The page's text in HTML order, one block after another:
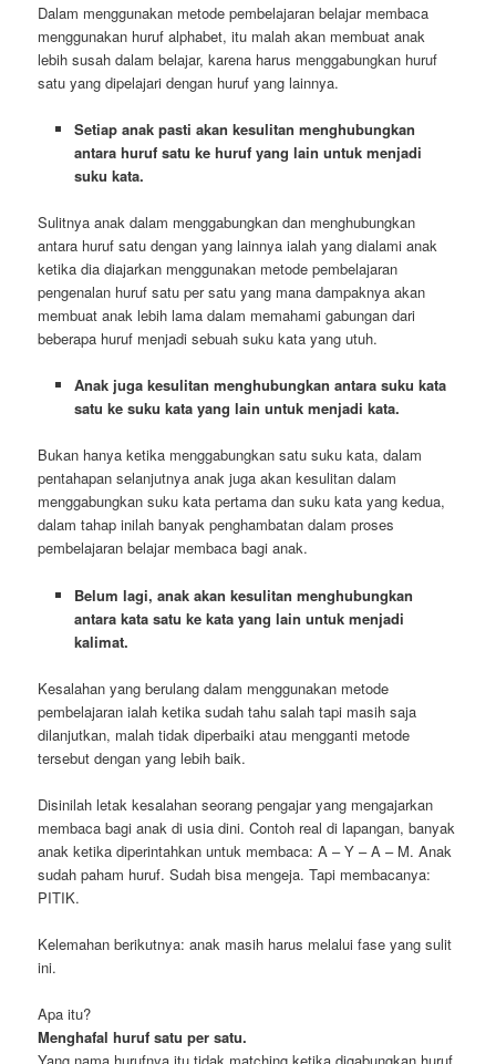
Dalam menggunakan metode pembelajaran belajar membaca
menggunakan huruf alphabet, itu malah akan membuat anak
lebih susah dalam belajar, karena harus menggabungkan huruf
satu yang dipelajari dengan huruf yang lainnya.
Setiap anak pasti akan kesulitan menghubungkan
antara huruf satu ke huruf yang lain untuk menjadi
suku kata.
Sulitnya anak dalam menggabungkan dan menghubungkan
antara huruf satu dengan yang lainnya ialah yang dialami anak
ketika dia diajarkan menggunakan metode pembelajaran
pengenalan huruf satu per satu yang mana dampaknya akan
membuat anak lebih lama dalam memahami gabungan dari
beberapa huruf menjadi sebuah suku kata yang utuh.
Anak juga kesulitan menghubungkan antara suku kata
satu ke suku kata yang lain untuk menjadi kata.
Bukan hanya ketika menggabungkan satu suku kata, dalam
pentahapan selanjutnya anak juga akan kesulitan dalam
menggabungkan suku kata pertama dan suku kata yang kedua,
dalam tahap inilah banyak penghambatan dalam proses
pembelajaran belajar membaca bagi anak.
Belum lagi, anak akan kesulitan menghubungkan
antara kata satu ke kata yang lain untuk menjadi
kalimat.
Kesalahan yang berulang dalam menggunakan metode
pembelajaran ialah ketika sudah tahu salah tapi masih saja
dilanjutkan, malah tidak diperbaiki atau mengganti metode
tersebut dengan yang lebih baik.
Disinilah letak kesalahan seorang pengajar yang mengajarkan
membaca bagi anak di usia dini. Contoh real di lapangan, banyak
anak ketika diperintahkan untuk membaca: A – Y – A – M. Anak
sudah paham huruf. Sudah bisa mengeja. Tapi membacanya:
PITIK.
Kelemahan berikutnya: anak masih harus melalui fase yang sulit
ini.
Apa itu?
Menghafal huruf satu per satu.